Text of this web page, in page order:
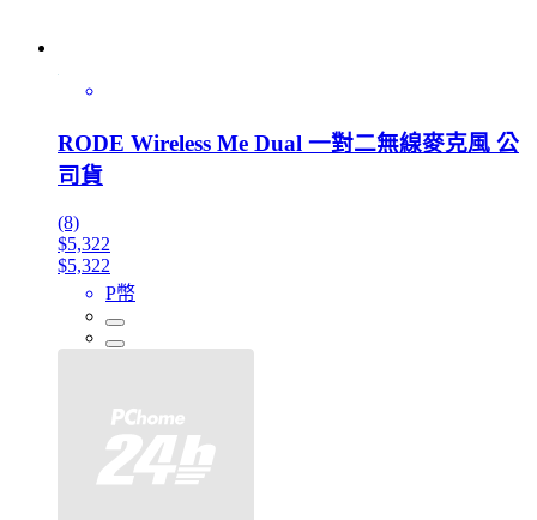
RODE Wireless Me Dual 一對二無線麥克風 公
司貨
(8)
$5,322
$5,322
P幣